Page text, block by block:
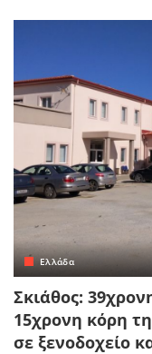
Ελλάδα
Σκιάθος:
15χρονη κόρη
σε ξενοδοχείο